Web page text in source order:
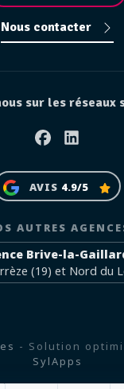
Nous contacter
sur les réseaux
FacebookLinkedin
AVIS 4.9/5
AUTRES
Brive-la-
(19) et Nord du
- Solution
SylApps